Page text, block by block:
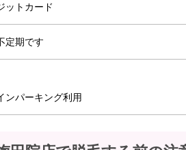
ットカード
定期です
ンパーキング利用